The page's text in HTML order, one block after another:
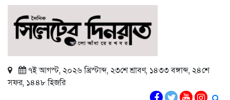
৭ই আগস্ট, ২০২৬ খ্রিস্টাব্দ, ২৩শে শ্রাবণ, ১৪৩৩ বঙ্গাব্দ, ২৪শে
সফর, ১৪৪৮ হিজরি